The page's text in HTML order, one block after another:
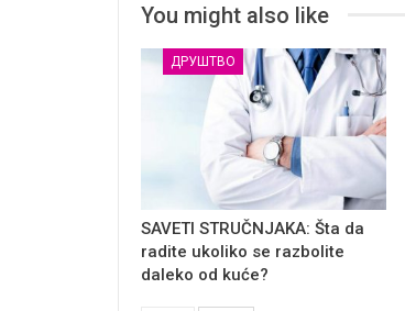
You might also like
ДРУШТВО
SAVETI STRUČNJAKA: Šta da
radite ukoliko se razbolite
daleko od kuće?